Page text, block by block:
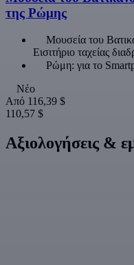
της Ρώμης
Μουσεία του
Εισιτήριο ταχείας
Ρώμη: για το
Νέο
Από 116,39 $
110,57 $
Αξιολογήσεις &